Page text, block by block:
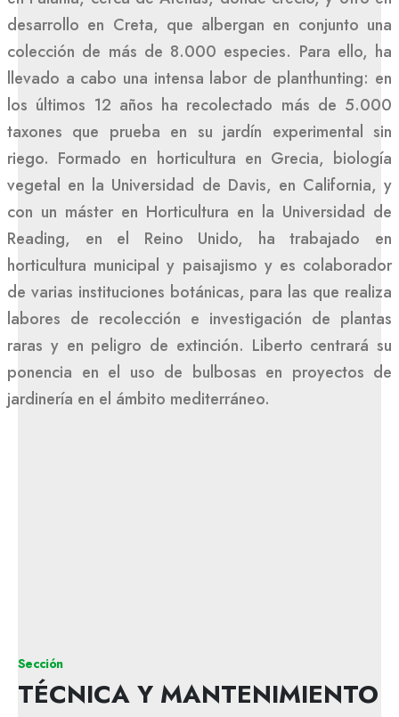
desarrollo en Creta, que albergan en conjunto una
colección de más de 8.000 especies. Para ello, ha
llevado a cabo una intensa labor de planthunting: en
los últimos 12 años ha recolectado más de 5.000
taxones que prueba en su jardín experimental sin
riego. Formado en horticultura en Grecia, biología
vegetal en la Universidad de Davis, en California, y
con un máster en Horticultura en la Universidad de
Reading, en el Reino Unido, ha trabajado en
horticultura municipal y paisajismo y es colaborador
de varias instituciones botánicas, para las que realiza
labores de recolección e investigación de plantas
raras y en peligro de extinción. Liberto centrará su
ponencia en el uso de bulbosas en proyectos de
jardinería en el ámbito mediterráneo.
Sección
TÉCNICA Y MANTENIMIENTO